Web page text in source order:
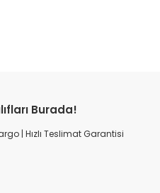
Burada!
| Hızlı Teslimat Garantisi